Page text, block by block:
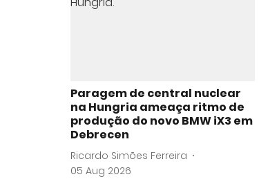
Paragem de central nuclear
na Hungria ameaça ritmo de
produção do novo BMW iX3 em
Debrecen
Ricardo Simões Ferreira
05 Aug 2026